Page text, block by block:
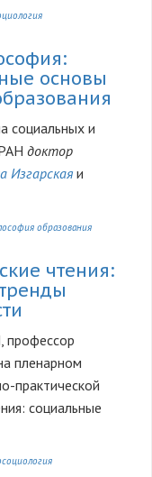
основы
социальных и
доктор
Изгарская и
образования
чтения:
профессор
пленарном
практической
социальные